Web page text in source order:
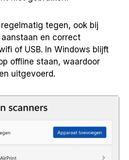
tegen, ook bij
en correct
of USB. In Windows blijft
offline staan, waardoor
uitgevoerd.